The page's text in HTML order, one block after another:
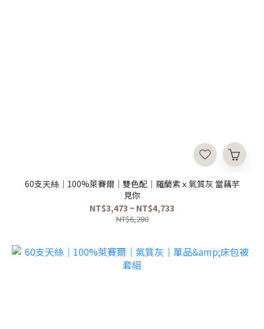
60支天絲｜100%萊賽爾｜雙色配｜羅蘭紫ｘ氣質灰 當藕芋
見你
NT$3,473 ~ NT$4,733
NT$6,280